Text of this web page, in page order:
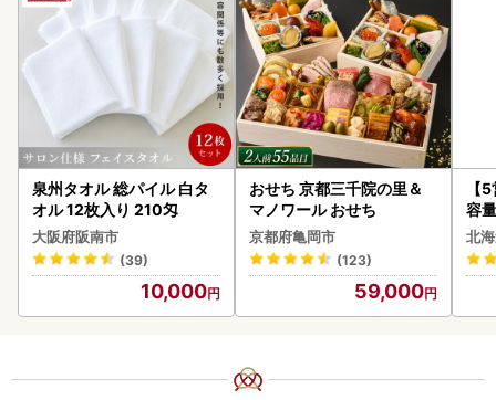
泉州タオル 総パイル 白タ
オル 12枚入り 210匁
大阪府阪南市
(39)
10,000
おせち 京都三千院の里＆
マノワール おせち
京都府亀岡市
(123)
59,000
【
容
あ
ー
058
北